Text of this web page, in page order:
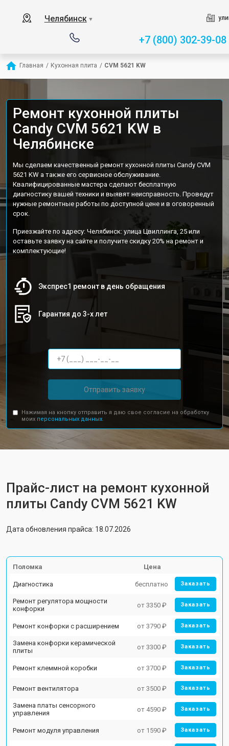
Челябинск ▼
+7 (800) 302-39-08
Главная / Кухонная плита / CVM 5621 KW
Ремонт кухонной плиты
Candy CVM 5621 KW в
Челябинске
Мы сделаем качественный ремонт кухонной плиты Candy CVM
5621 KW а также его сервисное обслуживание.
Квалифицированные мастера сделают бесплатную
диагностику вашей техники и выявят неисправность. Проведут
нужные ремонтные работы по доступной цене и в оговоренный
срок.
Приезжайте по адресу: Челябинск: улица Цвиллинга, 25 или
оставьте заявку на сайте и получите скидку 20% на ремонт и
комплектующие!
Экспрес1 ремонт в день обращения
Гарантия до 3-х лет
Отправить заявку
Нажимая на кнопку отправить я даю свое согласие на обработку
моих персональных данных.
Прайс-лист на ремонт кухонной
плиты Candy CVM 5621 KW
Дата обновления прайса: 18.07.2026
Поломка Цена
Диагностика бесплатно Заказать
Ремонт регулятора мощности
конфорки
от 3350 ₽ Заказать
Ремонт конфорки с расширением от 3790 ₽ Заказать
Замена конфорки керамической
плиты
от 3300 ₽ Заказать
Ремонт клеммной коробки от 3700 ₽ Заказать
Ремонт вентилятора от 3500 ₽ Заказать
Замена платы сенсорного
управления
от 4590 ₽ Заказать
Ремонт модуля управления от 1590 ₽ Заказать